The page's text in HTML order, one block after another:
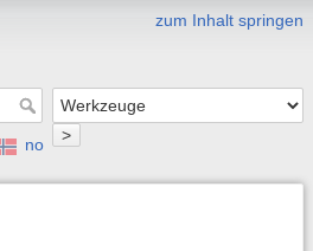
zum Inhalt springen
>
no